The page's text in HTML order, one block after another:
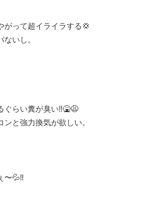
がって超イライラする💢
いし。
ぐらい糞が臭い‼️🤮😩
ンと強力換気が欲しい。
〜💦‼️